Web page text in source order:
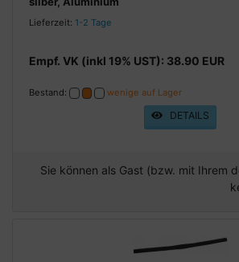
Lieferzeit: 1-2 Tage
Empf. VK (inkl 19% UST): 38.90 EUR
Bestand: wenige auf Lager
DETAILS
Sie können als Gast (bzw. mit Ihrem